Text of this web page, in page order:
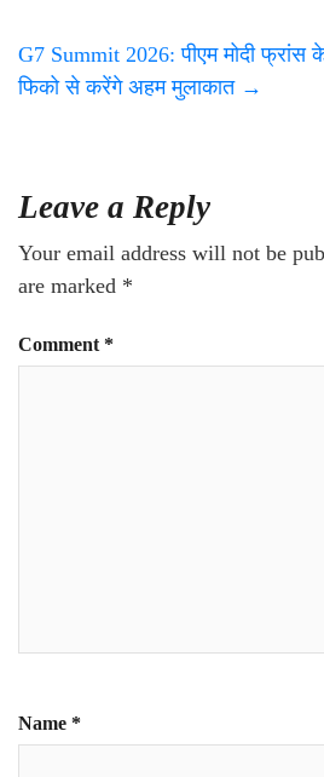
G7 Summit 2026: पीएम मोदी फ्रांस
फिको से करेंगे अहम मुलाकात →
Leave a Reply
Your email address will not be
are marked *
Comment *
Name *